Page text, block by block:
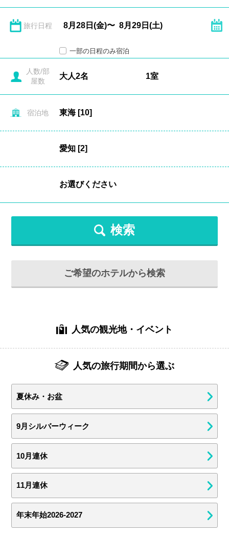
旅行日程
一部の日程のみ宿泊
人数/部
屋数
宿泊地
検索
ご希望のホテルから検索
人気の観光地・イベント
人気の旅行期間から選ぶ
夏休み・お盆
9月シルバーウィーク
10月連休
11月連休
年末年始2026-2027